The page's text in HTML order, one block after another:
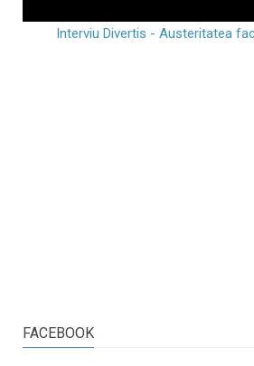
Interviu Divertis - Austeritatea
FACEBOOK